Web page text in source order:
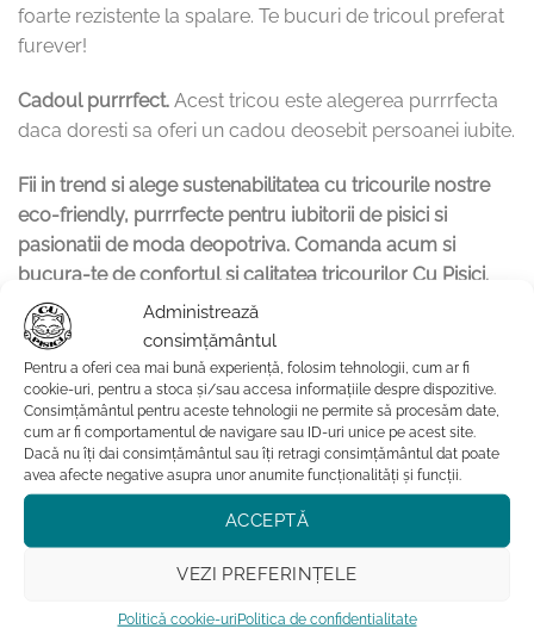
Administrează
consimțământul
Pentru a oferi cea mai bună experiență, folosim tehnologii, cum ar fi
cookie-uri, pentru a stoca și/sau accesa informațiile despre dispozitive.
Consimțământul pentru aceste tehnologii ne permite să procesăm date,
cum ar fi comportamentul de navigare sau ID-uri unice pe acest site.
Dacă nu îți dai consimțământul sau îți retragi consimțământul dat poate
avea afecte negative asupra unor anumite funcționalități și funcții.
ACCEPTĂ
VEZI PREFERINȚELE
Politică cookie-uriPolitica de confidentialitate
foarte rezistente la spalare. Te bucuri de tricoul preferat
furever!
Cadoul purrrfect. Acest tricou este alegerea purrrfecta
daca doresti sa oferi un cadou deosebit persoanei iubite.
Fii in trend si alege sustenabilitatea cu tricourile nostre
eco-friendly, purrrfecte pentru iubitorii de pisici si
pasionatii de moda deopotriva. Comanda acum si
bucura-te de confortul si calitatea tricourilor Cu Pisici.
Instructiuni de intretinere:
tricoul se spala la program scurt, pe dos, la
temperaturi mai mici sau egale cu 40˚C
nu se va folosi balsam de rufe. Compozitia chimica a
se calca doar pe dos, fara aburi deasupra printului
pentru mentinerea impecabila a printului, tricoul nu